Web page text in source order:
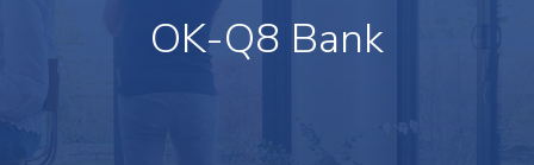
OK-Q8 Bank